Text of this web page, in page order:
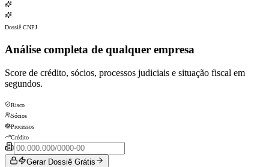
Dossiê CNPJ
Análise completa de qualquer empresa
Score de crédito, sócios, processos judiciais e situação fiscal em
segundos.
Risco
Sócios
Processos
Crédito
Gerar Dossiê Grátis